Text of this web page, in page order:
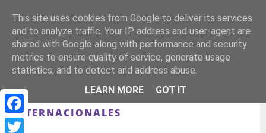
Facebook
"NO FUERON 35.000 SANTOS", ASEGURA
GILES TREMLETT SOBRE LAS BRIGADAS
INTERNACIONALES
This site uses cookies from Google to deliver its services
and to analyze traffic. Your IP address and user-agent are
shared with Google along with performance and security
metrics to ensure quality of service, generate usage
statistics, and to detect and address abuse.
LEARN MORE
GOT IT